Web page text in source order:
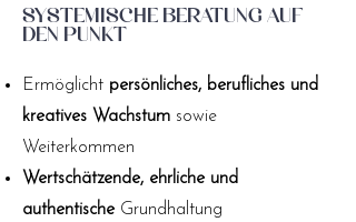
Systemische Beratung auf
den Punkt
Ermöglicht persönliches, berufliches und
kreatives Wachstum sowie
Weiterkommen
Wertschätzende, ehrliche und
authentische Grundhaltung